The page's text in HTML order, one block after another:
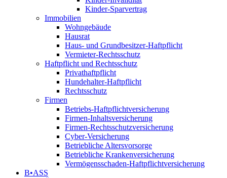
Kinder-Sparvertrag
Immobilien
Wohngebäude
Hausrat
Haus- und Grundbesitzer-Haftpflicht
Vermieter-Rechtsschutz
Haftpflicht und Rechtsschutz
Privathaftpflicht
Hundehalter-Haftpflicht
Rechtsschutz
Firmen
Betriebs-Haftpflichtversicherung
Firmen-Inhaltsversicherung
Firmen-Rechtsschutzversicherung
Cyber-Versicherung
Betriebliche Altersvorsorge
Betriebliche Krankenversicherung
Vermögensschaden-Haftpflichtversicherung
B•ASS